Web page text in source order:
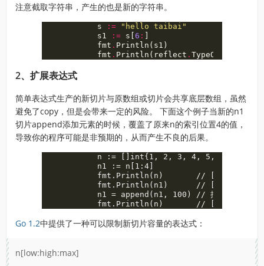
注意截取字符串，产生的也是新的字符串。
s :=
"hello taibai"
s1
:= s 6 :
fmt . Println ( s1 )
fmt . Println ( reflect . TypeOf
2、扩展表达式
简单表达式生产的新切片与原数组或切片会共享底层数组，虽然
避免了copy，但是会带来一定的风险。 下面这个例子当新的n1
切片append添加元素的时候，覆盖了原来n的索引位置4的值，
导致你的程序可能是非预期的，从而产生不良的后果。
Go 1.2中提供了一种可以限制新切片容量的表达式：
n[low:high:max]